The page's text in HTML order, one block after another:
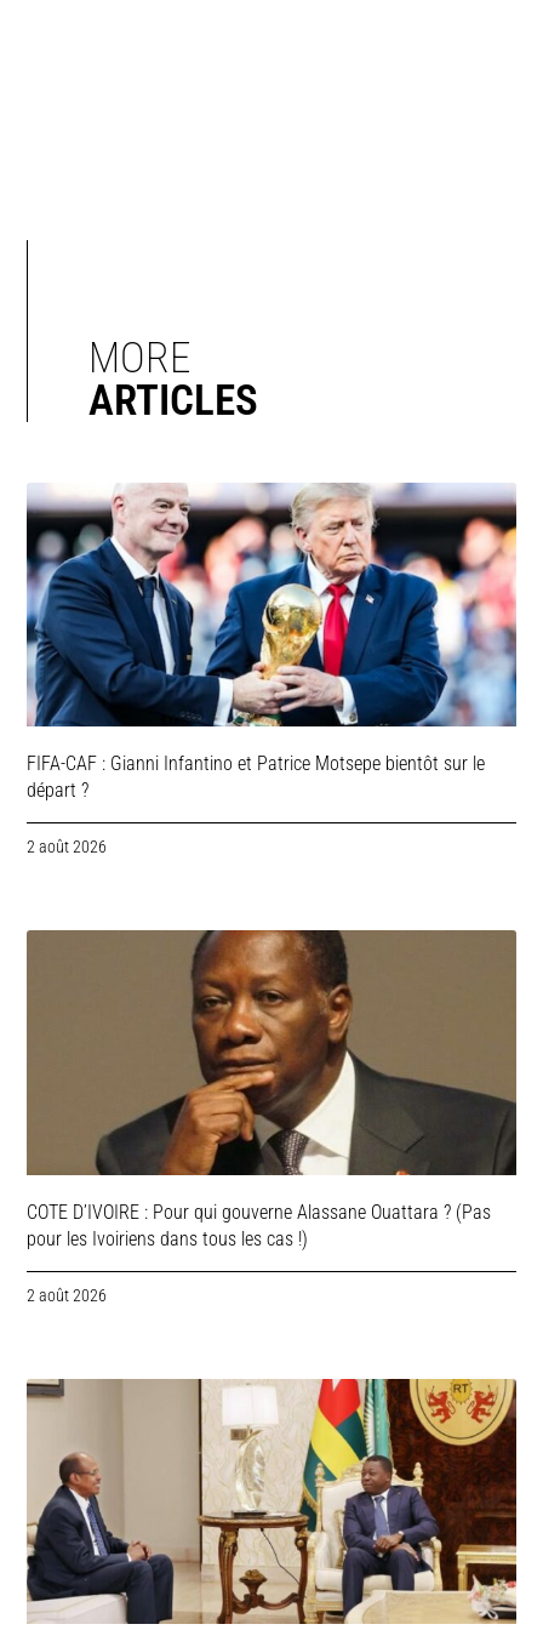
MORE
ARTICLES
FIFA-CAF : Gianni Infantino et Patrice Motsepe bientôt sur le
départ ?
2 août 2026
COTE D’IVOIRE : Pour qui gouverne Alassane Ouattara ? (Pas
pour les Ivoiriens dans tous les cas !)
2 août 2026